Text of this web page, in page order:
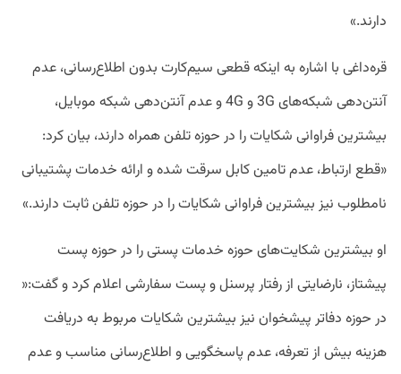
دارند.»
قره‌داغی با اشاره به اینکه قطعی سیم‌کارت بدون اطلاع‌رسانی، عدم
آنتن‌دهی شبکه‌های 3G و 4G و عدم آنتن‌دهی شبکه موبایل،
بیشترین فراوانی شکایات را در حوزه تلفن همراه دارند، بیان کرد:
«قطع ارتباط، عدم تامین کابل سرقت شده و ارائه خدمات پشتیبانی
نامطلوب نیز بیشترین فراوانی شکایات را در حوزه تلفن ثابت دارند.»
او بیشترین شکایت‌های حوزه خدمات پستی را در حوزه پست
پیشتاز، نارضایتی از رفتار پرسنل و پست سفارشی اعلام کرد و گفت:«
در حوزه دفاتر پیشخوان نیز بیشترین شکایات مربوط به دریافت
هزینه بیش از تعرفه، عدم پاسخگویی و اطلاع‌رسانی مناسب و عدم